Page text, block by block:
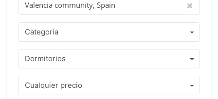
Categoría
Dormitorios
Cualquier precio